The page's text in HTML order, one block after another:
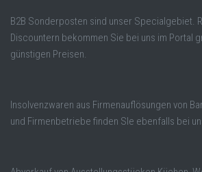
B2B Sonderposten sind unser Specialgebiet.
Discountern bekommen Sie bei uns im Portal
günstigen Preisen.
Insolvenzwaren aus Firmenauflösungen von
und Firmenbetriebe finden SIe ebenfalls bei